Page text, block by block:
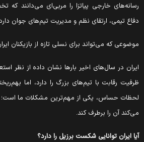
خارجی پیاتزا را مربی‌ای می‌دانند که
تیمی، ارتقای نظم و مدیریت تیم‌های جوان دارد.
که می‌تواند برای نسلی تازه از بازیکنان
در سال‌های اخیر بارها نشان داده از نظر
رقابت با تیم‌های بزرگ را دارد، اما
حساس، یکی از مهم‌ترین مشکلات ما است؛
آن را برطرف کند.
ایران توانایی شکست برزیل را دارد؟